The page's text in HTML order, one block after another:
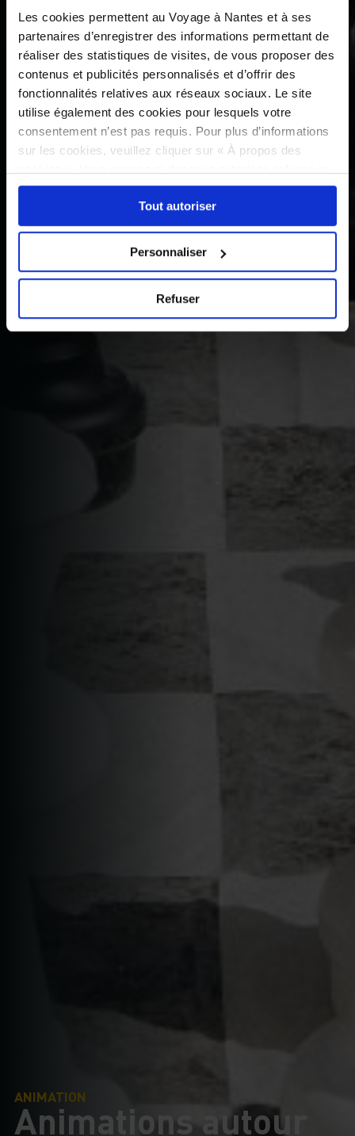
Les cookies permettent au Voyage à Nantes et à ses
partenaires d’enregistrer des informations permettant de
réaliser des statistiques de visites, de vous proposer des
contenus et publicités personnalisés et d’offrir des
fonctionnalités relatives aux réseaux sociaux. Le site
utilise également des cookies pour lesquels votre
consentement n’est pas requis. Pour plus d’informations
sur les cookies, veuillez cliquer sur « À propos des
sélectionner les cookies selon les finalités via l'onglet
« Détails ». À tout moment, vous pouvez modifier votre
choix en cliquant sur le lien « Cookies » en bas des
Tout autoriser
Personnaliser
Refuser
ANIMATION
Animations autour